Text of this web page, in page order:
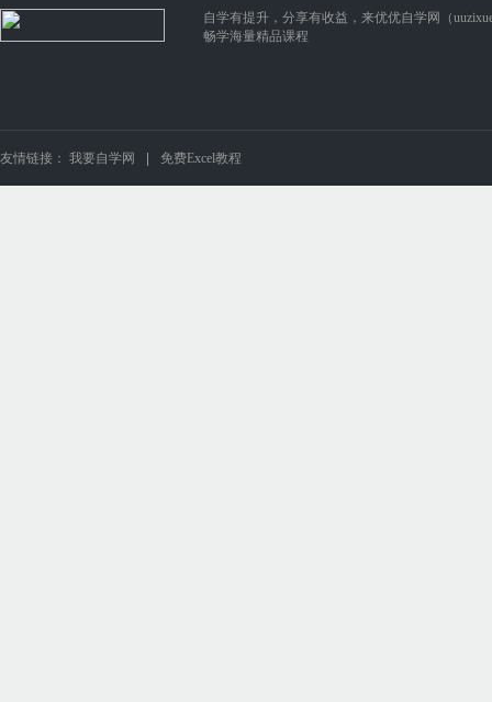
自学有提升，分享有收益，来优优自学网（
畅学海量精品课程
友情链接： 我要自学网 免费Excel教程